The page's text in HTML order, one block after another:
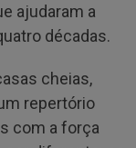
ajudaram a
décadas.
cheias,
repertório
com a força